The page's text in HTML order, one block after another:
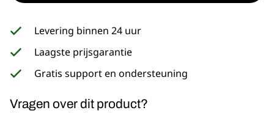
Levering binnen 24 uur
Laagste prijsgarantie
Gratis support en ondersteuning
Vragen over dit product?